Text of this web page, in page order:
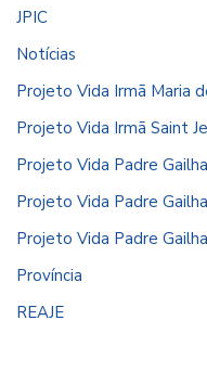
JPIC
Notícias
Projeto Vida Irmã Maria
Projeto Vida Irmã Saint
Projeto Vida Padre
Projeto Vida Padre
Projeto Vida Padre
Província
REAJE